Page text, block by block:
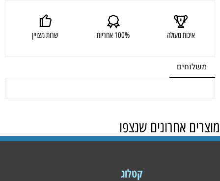
איכות מעולה 100% אחריות שרות מצויין
משלוחים
מוצרים אחרונים שנצפו
קטלוג